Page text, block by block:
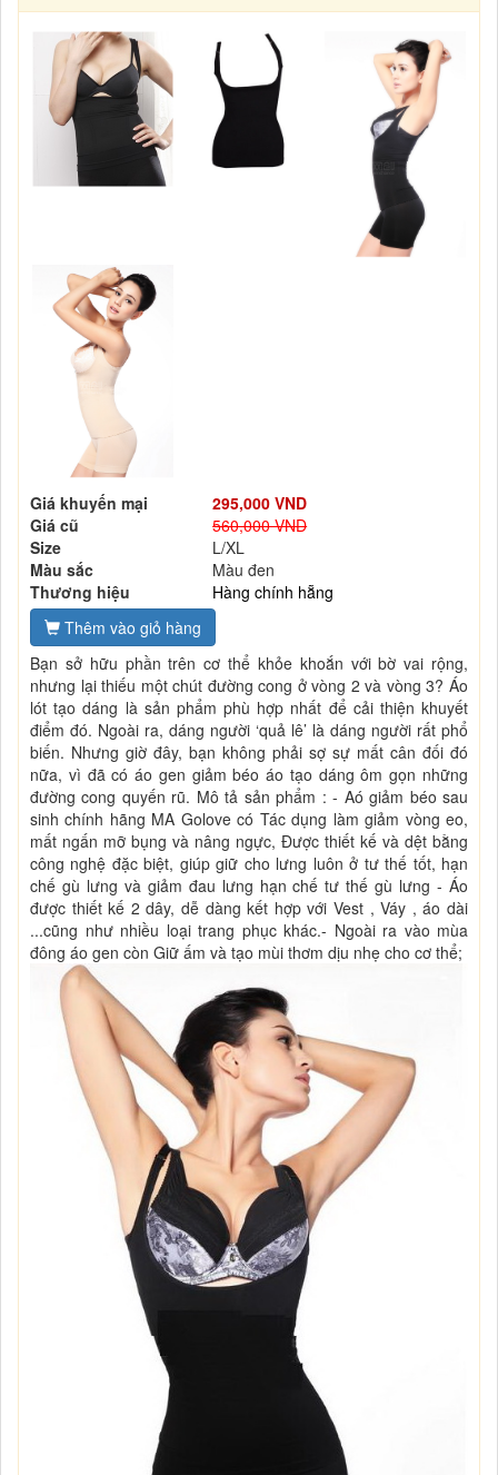
Giá khuyến mại
295,000 VND
Giá cũ
560,000 VND
Size
L/XL
Màu sắc
Màu đen
Thương hiệu
Hàng chính hẵng
Thêm vào giỏ hàng
Bạn sở hữu phần trên cơ thể khỏe khoắn với bờ vai rộng,
nhưng lại thiếu một chút đường cong ở vòng 2 và vòng 3? Áo
lót tạo dáng là sản phẩm phù hợp nhất để cải thiện khuyết
điểm đó. Ngoài ra, dáng người ‘quả lê’ là dáng người rất phổ
biến. Nhưng giờ đây, bạn không phải sợ sự mất cân đối đó
nữa, vì đã có áo gen giảm béo áo tạo dáng ôm gọn những
đường cong quyến rũ. Mô tả sản phẩm : - Aó giảm béo sau
sinh chính hãng MA Golove có Tác dụng làm giảm vòng eo,
mất ngấn mỡ bụng và nâng ngực, Được thiết kế và dệt bằng
công nghệ đặc biệt, giúp giữ cho lưng luôn ở tư thế tốt, hạn
chế gù lưng và giảm đau lưng hạn chế tư thế gù lưng - Áo
được thiết kế 2 dây, dễ dàng kết hợp với Vest , Váy , áo dài
...cũng như nhiều loại trang phục khác.- Ngoài ra vào mùa
đông áo gen còn Giữ ấm và tạo mùi thơm dịu nhẹ cho cơ thể;